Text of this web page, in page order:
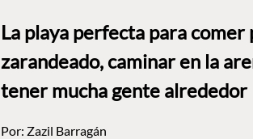
La playa perfecta para comer
zarandeado, caminar en la
tener mucha gente alrededor
Por: Zazil Barragán